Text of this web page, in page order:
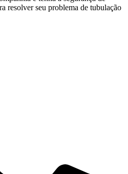
resolver seu problema de tubulação